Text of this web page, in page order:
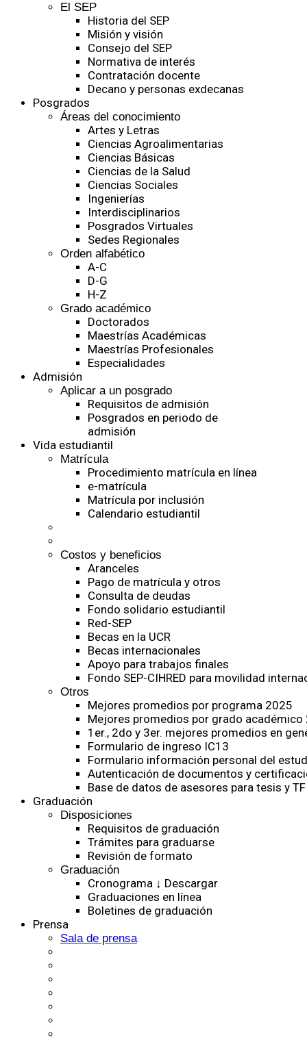
El SEP
Historia del SEP
Misión y visión
Consejo del SEP
Normativa de interés
Contratación docente
Decano y personas exdecanas
Posgrados
Áreas del conocimiento
Artes y Letras
Ciencias Agroalimentarias
Ciencias Básicas
Ciencias de la Salud
Ciencias Sociales
Ingenierías
Interdisciplinarios
Posgrados Virtuales
Sedes Regionales
Orden alfabético
A-C
D-G
H-Z
Grado académico
Doctorados
Maestrías Académicas
Maestrías Profesionales
Especialidades
Admisión
Aplicar a un posgrado
Requisitos de admisión
Posgrados en periodo de
admisión
Vida estudiantil
Matrícula
Procedimiento matrícula en línea
e-matrícula
Matrícula por inclusión
Calendario estudiantil
Costos y beneficios
Aranceles
Pago de matrícula y otros
Consulta de deudas
Fondo solidario estudiantil
Red-SEP
Becas en la UCR
Becas internacionales
Apoyo para trabajos finales
Fondo SEP-CIHRED para movilidad
Otros
Mejores promedios por programa 2025
Mejores promedios por grado académico
1er., 2do y 3er. mejores promedios en
Formulario de ingreso IC13
Formulario información personal del
Autenticación de documentos y
Base de datos de asesores para tesis y
Graduación
Disposiciones
Requisitos de graduación
Trámites para graduarse
Revisión de formato
Graduación
Cronograma ↓ Descargar
Graduaciones en línea
Boletines de graduación
Prensa
Sala de prensa